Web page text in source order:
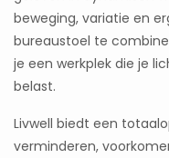
beweging, variatie en
bureaustoel te
je een werkplek die je
belast.
Livwell biedt een
verminderen,